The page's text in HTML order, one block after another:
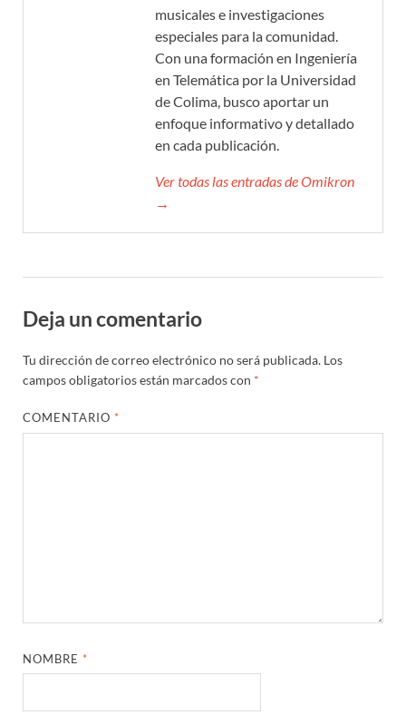
musicales e investigaciones
especiales para la comunidad.
Con una formación en Ingeniería
en Telemática por la Universidad
de Colima, busco aportar un
enfoque informativo y detallado
en cada publicación.
Ver todas las entradas de Omikron
→
Deja un comentario
Tu dirección de correo electrónico no será publicada. Los
campos obligatorios están marcados con *
COMENTARIO *
NOMBRE *